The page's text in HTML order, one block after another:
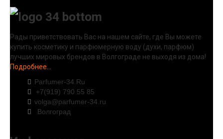
Рады приветствовать Вас на нашем сайте, где Вы можете
купить косметику и парфюмерную воду (духи, парфюм)
лучших мировых брендов в Волгограде не выходя из дома!
Подробнее...
Parfumer-34.Ru
+7(919) 790 55 85
volga@parfumer-34.ru
Волгоград